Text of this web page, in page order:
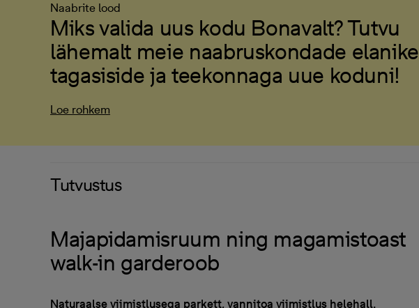
Naabrite lood
Miks valida uus kodu Bonavalt? Tutvu
lähemalt meie naabruskondade elanike
tagasiside ja teekonnaga uue koduni!
Loe rohkem
Tutvustus
Majapidamisruum ning magamistoast
walk-in garderoob
Naturaalse viimistlusega parkett, vannitoa viimistlus helehall.